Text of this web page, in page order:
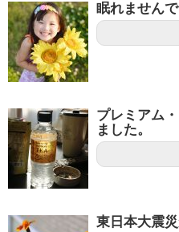
眠れません
プレミアム
ました。
東日本大震